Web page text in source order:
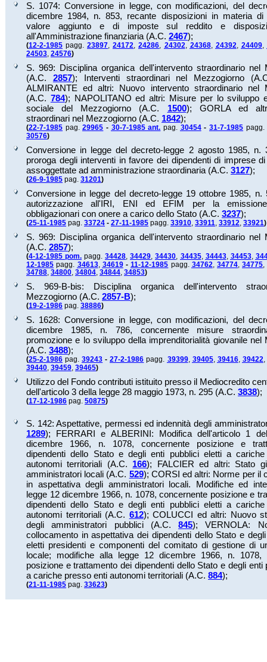
S. 1074: Conversione in legge, con modificazioni, del
dicembre 1984, n. 853, recante disposizioni in materia
valore aggiunto e di imposte sul reddito e
all'Amministrazione finanziaria (A.C. 2467);
(12-2-1985 pagg.23897 ,24172 ,24286 24302 24368, 24392 24409,
24503 24576)
S. 969: Disciplina organica dell'intervento straordinario nel
(A.C. 2857);
Interventi straordinari nel Mezzogiorno
ALMIRANTE ed altri: Nuovo intervento straordinario nel
(A.C. 784); NAPOLITANO ed altri: Misure per lo sviluppo
sociale del Mezzogiorno (A.C. 1500);
GORLA ed
straordinari nel Mezzogiorno (A.C. 1842);
(22-7-1985 pag.29965 - 30-7-1985 ant. pag. 30454-31-7-1985 pagg.
30576)
Conversione in legge del decreto-legge 2 agosto 1985, n.
proroga degli interventi in favore dei dipendenti di imprese
assoggettate ad amministrazione straordinaria (A.C. 3127);
(26-9-1985 pag. 31201)
Conversione in legge del decreto-legge 19 ottobre 1985, n.
autorizzazione all'IRI, ENI ed EFIM per la
obbligazionari con onere a carico dello Stato (A.C. 3237);
(25-11-1985 pag. 33724 - 27-11-1985 pagg. 33910 33911 33912 33921)
S. 969: Disciplina organica dell'intervento straordinario nel
(A.C. 2857);
(4-12-1985 pom. pagg.34428 ,34429 ,34430 34435, 34443, 34453,
12-1985 pagg. 34613, 34619-11-12-1985 pagg. 34762 ,34774 ,34775
34788 34800 34804 34844 34853)
S. 969-B-bis: Disciplina organica dell'intervento
Mezzogiorno (A.C. 2857-B);
(19-2-1986 pag. 38886)
S. 1628: Conversione in legge, con modificazioni, del
dicembre 1985, n. 786, concernente misure
promozione e lo sviluppo della imprenditorialità giovanile nel
(A.C. 3488);
(25-2-1986 pag.39243 -27-2-1986 pagg. 39399, 39405, 39416, 39422
39440 39459 39465)
Utilizzo del Fondo contributi istituito presso il Mediocredito
dell'articolo 3 della legge 28 maggio 1973, n. 295 (A.C. 3838);
(17-12-1986 pag. 50875)
S. 142: Aspettative, permessi ed indennità degli
1289);
FERRARI e ALBERINI: Modifica dell'articolo 1
dicembre 1966, n. 1078, concernente posizione e
dipendenti dello Stato e degli enti pubblici eletti a
autonomi territoriali (A.C. 166);
FALCIER ed altri: Stato
amministratori locali (A.C. 529); CORSI ed altri: Norme per il
in aspettativa degli amministratori locali. Modifiche ed
legge 12 dicembre 1966, n. 1078, concernente posizione e
dipendenti dello Stato e degli enti pubblici eletti a
autonomi territoriali (A.C. 612); COLUCCI ed altri: Nuovo
degli amministratori pubblici (A.C. 845);
VERNOLA:
collocamento in aspettativa dei dipendenti dello Stato e
eletti presidenti e componenti del comitato di gestione di
locale; modifiche alla legge 12 dicembre 1966, n. 1078,
posizione e trattamento dei dipendenti dello Stato e degli enti
a cariche presso enti autonomi territoriali (A.C. 884);
(21-11-1985 pag. 33623)